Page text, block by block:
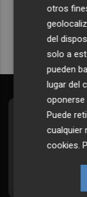
Todos
otros
del
solo a
pueden
lugar del
Puede
cualquier
cookies.